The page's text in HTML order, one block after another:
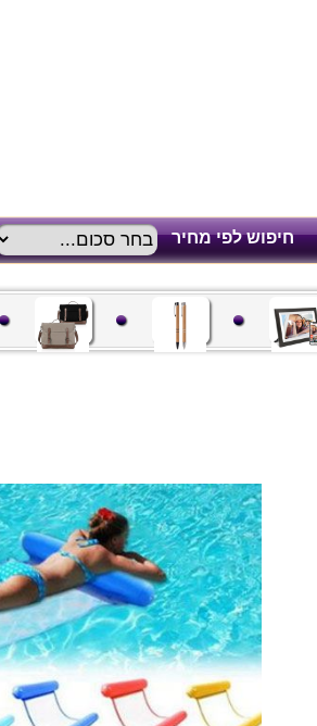
חיפוש לפי מחיר